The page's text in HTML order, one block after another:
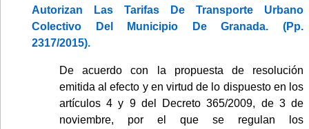
Autorizan Las Tarifas De Transporte Urbano
Colectivo Del Municipio De Granada. (Pp.
2317/2015).
De acuerdo con la propuesta de resolución
emitida al efecto y en virtud de lo dispuesto en los
artículos 4 y 9 del Decreto 365/2009, de 3 de
noviembre, por el que se regulan los